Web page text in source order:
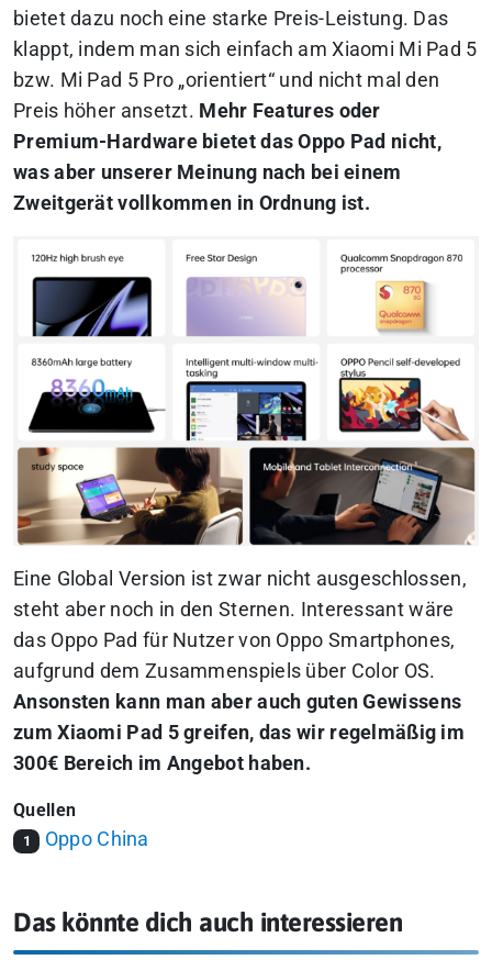
bietet dazu noch eine starke Preis-Leistung. Das
klappt, indem man sich einfach am Xiaomi Mi Pad 5
bzw. Mi Pad 5 Pro „orientiert“ und nicht mal den
Preis höher ansetzt. Mehr Features oder
Premium-Hardware bietet das Oppo Pad nicht,
was aber unserer Meinung nach bei einem
Zweitgerät vollkommen in Ordnung ist.
Eine Global Version ist zwar nicht ausgeschlossen,
steht aber noch in den Sternen. Interessant wäre
das Oppo Pad für Nutzer von Oppo Smartphones,
aufgrund dem Zusammenspiels über Color OS.
Ansonsten kann man aber auch guten Gewissens
zum Xiaomi Pad 5 greifen, das wir regelmäßig im
300€ Bereich im Angebot haben.
Quellen
1 Oppo China
Das könnte dich auch interessieren